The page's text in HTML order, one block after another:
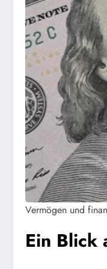
Vermögen und
Ein Blick